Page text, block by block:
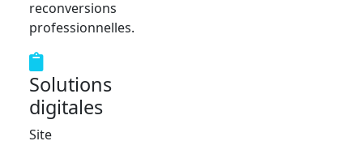
reconversions
professionnelles.
Solutions
digitales
Site